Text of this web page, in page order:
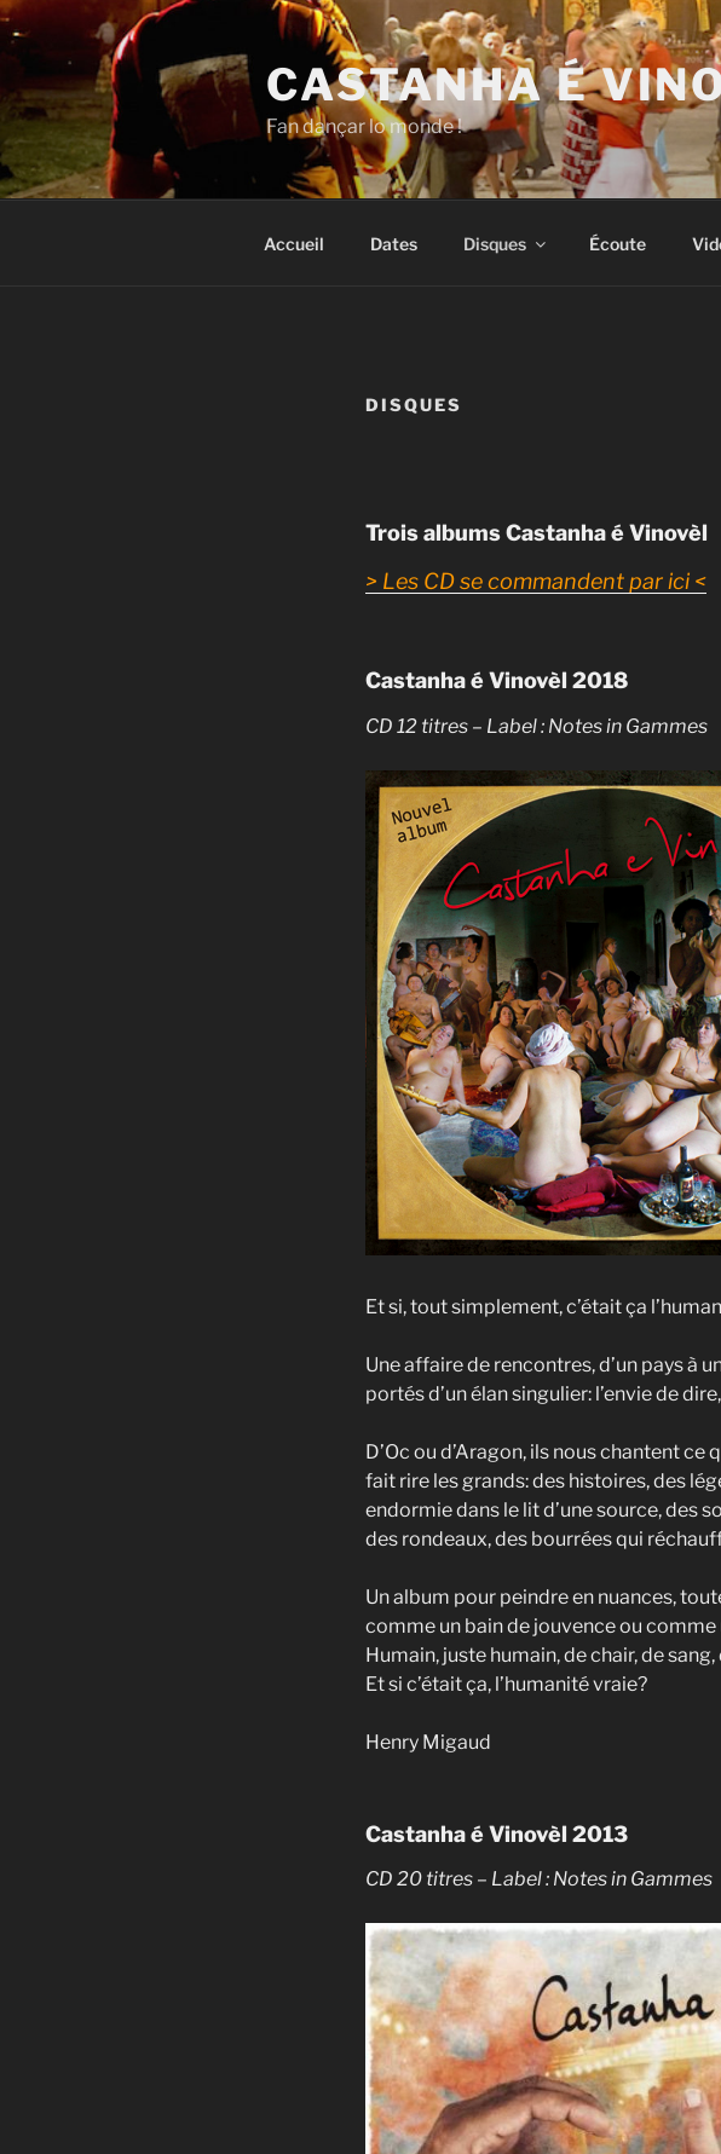
Aller
au
contenu
principal
CASTANHA É
Fan dançar lo monde !
Accueil Dates Disques Écoute
DISQUES
Trois albums Castanha é Vinovèl
> Les CD se commandent par ici <
Castanha é Vinovèl 2018
CD 12 titres – Label : Notes in Gammes
Et si, tout simplement, c’était ça
Une affaire de rencontres, d’un pays à
portés d’un élan singulier: l’envie de
D’Oc ou d’Aragon, ils nous chantent
fait rire les grands: des histoires, des
endormie dans le lit d’une source, des
des rondeaux, des bourrées qui
Un album pour peindre en nuances,
comme un bain de jouvence ou comme
Humain, juste humain, de chair, de
Et si c’était ça, l’humanité vraie?
Henry Migaud
Castanha é Vinovèl 2013
CD 20 titres – Label : Notes in Gammes